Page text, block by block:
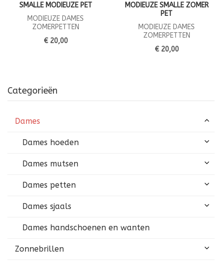
SMALLE MODIEUZE PET
MODIEUZE DAMES
ZOMERPETTEN
€ 20,00
MODIEUZE SMALLE ZOMER
PET
MODIEUZE DAMES
ZOMERPETTEN
€ 20,00
Categorieën
Dames
Dames hoeden
Dames mutsen
Dames petten
Dames sjaals
Dames handschoenen en wanten
Zonnebrillen